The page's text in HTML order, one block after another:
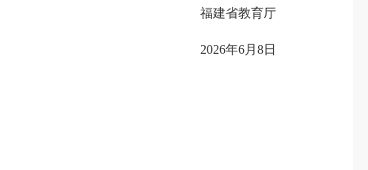
福建省教育厅
2026年6月8日